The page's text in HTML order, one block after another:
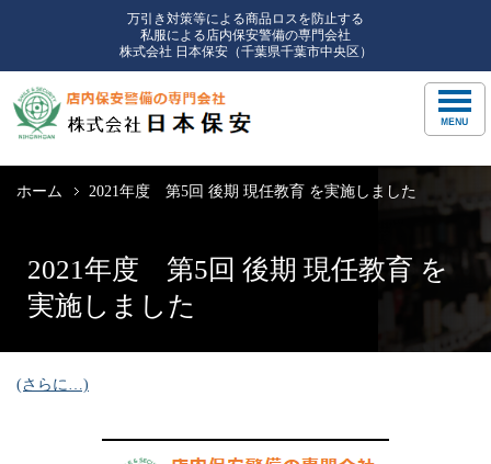
万引き対策等による商品ロスを防止する
私服による店内保安警備の専門会社
株式会社 日本保安（千葉県千葉市中央区）
ホーム 2021年度 第5回 後期 現任教育 を実施しました
2021年度 第5回 後期 現任教育 を
実施しました
(さらに…)